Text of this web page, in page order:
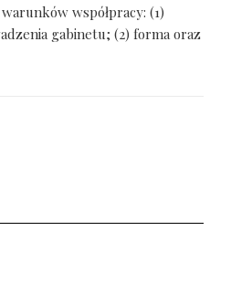
współpracy: (1)
gabinetu; (2) forma oraz